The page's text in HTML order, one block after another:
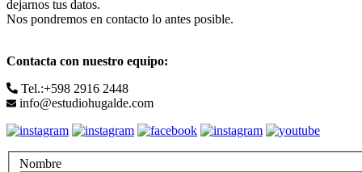
dejarnos tus datos.
Nos pondremos en contacto lo antes posible.
Contacta con nuestro equipo:
Tel.:+598 2916 2448
info@estudiohugalde.com
Nombre